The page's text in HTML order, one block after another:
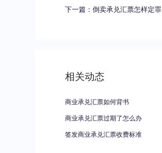
下一篇： 倒卖承兑汇票怎样定罪
相关动态
商业承兑汇票如何背书
商业承兑汇票过期了怎么办
签发商业承兑汇票收费标准